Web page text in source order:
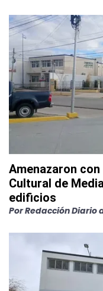
Amenazaron
Cultural de
edificios
PorRedacción Diario